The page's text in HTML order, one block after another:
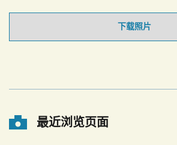
下载照片
最近浏览页面